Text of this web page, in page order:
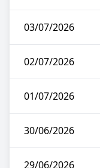
03/07/2026
02/07/2026
01/07/2026
30/06/2026
29/06/2026